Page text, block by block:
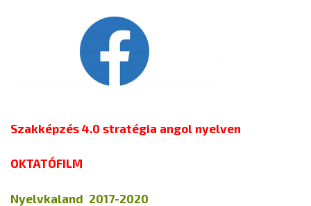
Szakképzés 4.0 stratégia angol nyelven
OKTATÓFILM
Nyelvkaland 2017-2020